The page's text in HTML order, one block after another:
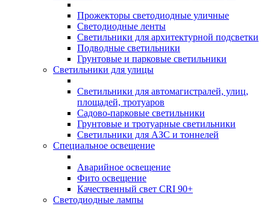
Прожекторы светодиодные уличные
Светодиодные ленты
Светильники для архитектурной подсветки
Подводные светильники
Грунтовые и парковые светильники
Светильники для улицы
Светильники для автомагистралей, улиц,
площадей, тротуаров
Садово-парковые светильники
Грунтовые и тротуарные светильники
Светильники для АЗС и тоннелей
Специальное освещение
Аварийное освещение
Фито освещение
Качественный свет CRI 90+
Светодиодные лампы